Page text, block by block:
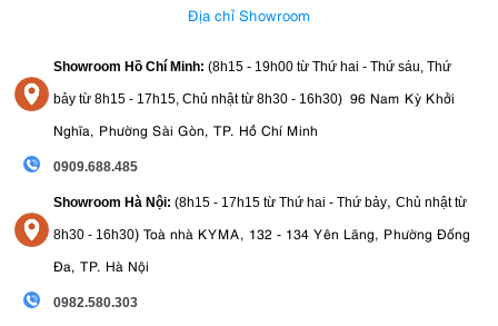
Địa chỉ Showroom
Showroom Hồ Chí Minh: (8h15 - 19h00 từ Thứ hai - Thứ sáu, Thứ
bảy từ 8h15 - 17h15, Chủ nhật từ 8h30 - 16h30) 96 Nam Kỳ Khởi
Nghĩa, Phường Sài Gòn, TP. Hồ Chí Minh
0909.688.485
Showroom Hà Nội: (8h15 - 17h15 từ Thứ hai - Thứ bảy, Chủ nhật từ
8h30 - 16h30) Toà nhà KYMA, 132 - 134 Yên Lãng, Phường Đống
Đa, TP. Hà Nội
0982.580.303